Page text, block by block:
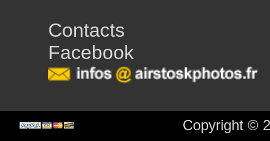
Contacts
Facebook
Copyright ©